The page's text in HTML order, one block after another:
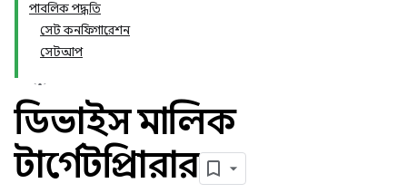
পাবলিক পদ্ধতি
সেট কনফিগারেশন
সেটআপ
ডিভাইস মালিক
টার্গেটপ্রিপারার